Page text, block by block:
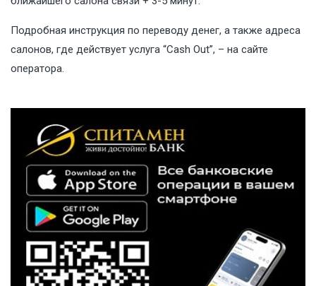
Подробная инструкция по переводу денег, а также адреса
салонов, где действует услуга “Cash Out”, – на сайте
оператора.